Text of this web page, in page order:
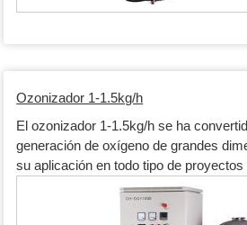
Ozonizador 1-1.5kg/h
El ozonizador 1-1.5kg/h se ha
generación de oxígeno de grandes
su aplicación en todo tipo de proyectos